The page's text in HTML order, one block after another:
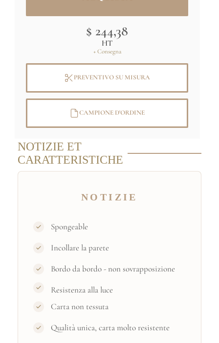
Palais (domaine de Chantilly) / René-
$ 244,38
HT
+ Consegna
PREVENTIVO SU MISURA
CAMPIONE D'ORDINE
NOTIZIE ET
CARATTERISTICHE
NOTIZIE
Spongeable
Incollare la parete
Bordo da bordo - non sovrapposizione
Resistenza alla luce
Carta non tessuta
Qualità unica, carta molto resistente